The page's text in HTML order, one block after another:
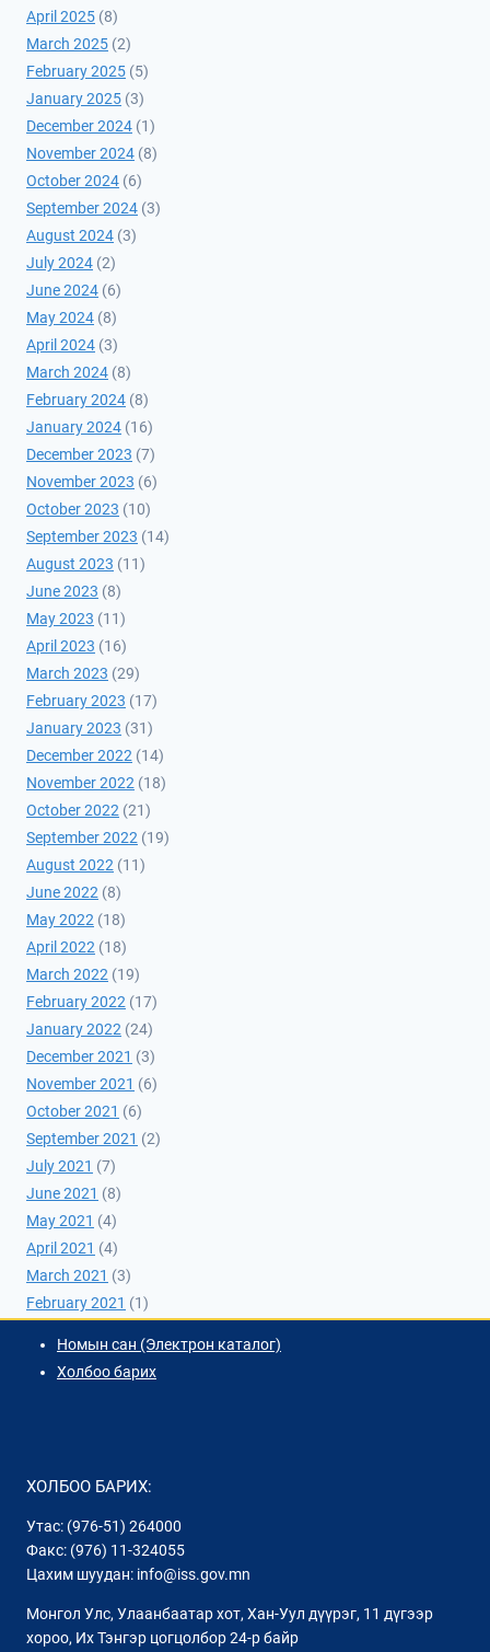
April 2025 (8)
March 2025 (2)
February 2025 (5)
January 2025 (3)
December 2024 (1)
November 2024 (8)
October 2024 (6)
September 2024 (3)
August 2024 (3)
July 2024 (2)
June 2024 (6)
May 2024 (8)
April 2024 (3)
March 2024 (8)
February 2024 (8)
January 2024 (16)
December 2023 (7)
November 2023 (6)
October 2023 (10)
September 2023 (14)
August 2023 (11)
June 2023 (8)
May 2023 (11)
April 2023 (16)
March 2023 (29)
February 2023 (17)
January 2023 (31)
December 2022 (14)
November 2022 (18)
October 2022 (21)
September 2022 (19)
August 2022 (11)
June 2022 (8)
May 2022 (18)
April 2022 (18)
March 2022 (19)
February 2022 (17)
January 2022 (24)
December 2021 (3)
November 2021 (6)
October 2021 (6)
September 2021 (2)
July 2021 (7)
June 2021 (8)
May 2021 (4)
April 2021 (4)
March 2021 (3)
February 2021 (1)
Номын сан (Электрон каталог)
Холбоо барих
ХОЛБОО БАРИХ:
Утас: (976-51) 264000
Факс: (976) 11-324055
Цахим шуудан: info@iss.gov.mn
Монгол Улс, Улаанбаатар хот, Хан-Уул дүүрэг, 11 дүгээр
хороо, Их Тэнгэр цогцолбор 24-р байр